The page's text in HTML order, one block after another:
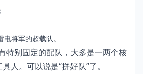
将军的超载队。
特别固定的配队，大多是一两个核
人。可以说是“拼好队”了。